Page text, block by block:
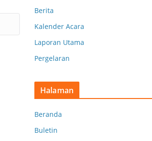
Berita
Kalender Acara
Laporan Utama
Pergelaran
Halaman
Beranda
Buletin